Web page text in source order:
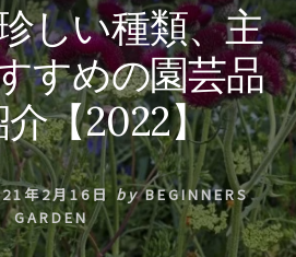
しい種類、主
すめの園芸品
【2022】
年2月16日 by BEGINNERS
GARDEN